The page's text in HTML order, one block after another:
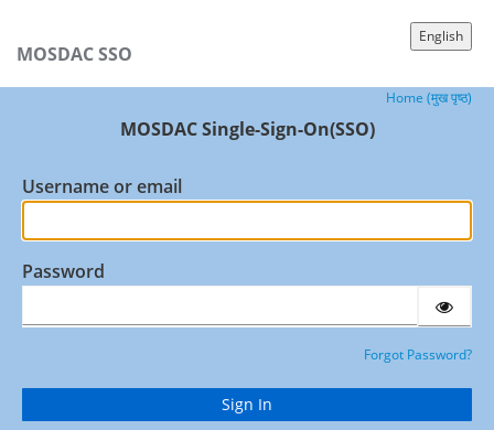
MOSDAC SSO
Home (मुख पृष्ठ)
English
MOSDAC Single-Sign-On(SSO)
Username or email
Password
Forgot Password?